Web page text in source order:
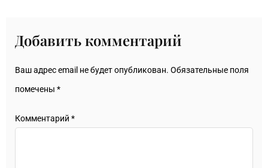
Добавить комментарий
Ваш адрес email не будет опубликован. Обязательные поля
помечены *
Комментарий *